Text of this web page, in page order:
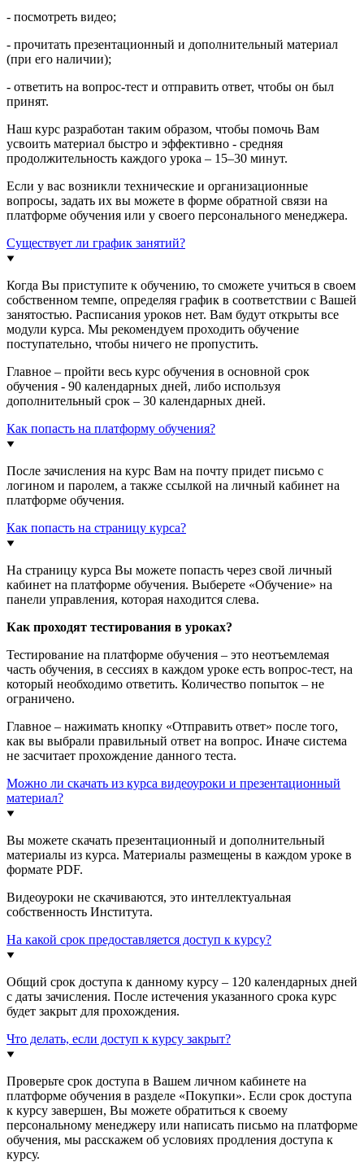
- посмотреть видео;
- прочитать презентационный и дополнительный материал
(при его наличии);
- ответить на вопрос-тест и отправить ответ, чтобы он был
принят.
Наш курс разработан таким образом, чтобы помочь Вам
усвоить материал быстро и эффективно - средняя
продолжительность каждого урока – 15–30 минут.
Если у вас возникли технические и организационные
вопросы, задать их вы можете в форме обратной связи на
платформе обучения или у своего персонального менеджера.
Существует ли график занятий?
Когда Вы приступите к обучению, то сможете учиться в своем
собственном темпе, определяя график в соответствии с Вашей
занятостью. Расписания уроков нет. Вам будут открыты все
модули курса. Мы рекомендуем проходить обучение
поступательно, чтобы ничего не пропустить.
Главное – пройти весь курс обучения в основной срок
обучения - 90 календарных дней, либо используя
дополнительный срок – 30 календарных дней.
Как попасть на платформу обучения?
После зачисления на курс Вам на почту придет письмо с
логином и паролем, а также ссылкой на личный кабинет на
платформе обучения.
Как попасть на страницу курса?
На страницу курса Вы можете попасть через свой личный
кабинет на платформе обучения. Выберете «Обучение» на
панели управления, которая находится слева.
Как проходят тестирования в уроках?
Тестирование на платформе обучения – это неотъемлемая
часть обучения, в сессиях в каждом уроке есть вопрос-тест, на
который необходимо ответить. Количество попыток – не
ограничено.
Главное – нажимать кнопку «Отправить ответ» после того,
как вы выбрали правильный ответ на вопрос. Иначе система
не засчитает прохождение данного теста.
Можно ли скачать из курса видеоуроки и презентационный
материал?
Вы можете скачать презентационный и дополнительный
материалы из курса. Материалы размещены в каждом уроке в
формате PDF.
Видеоуроки не скачиваются, это интеллектуальная
собственность Института.
На какой срок предоставляется доступ к курсу?
Общий срок доступа к данному курсу – 120 календарных дней
с даты зачисления. После истечения указанного срока курс
будет закрыт для прохождения.
Что делать, если доступ к курсу закрыт?
Проверьте срок доступа в Вашем личном кабинете на
платформе обучения в разделе «Покупки». Если срок доступа
к курсу завершен, Вы можете обратиться к своему
персональному менеджеру или написать письмо на платформе
обучения, мы расскажем об условиях продления доступа к
курсу.